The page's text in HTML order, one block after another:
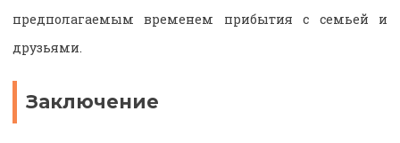
предполагаемым временем прибытия с семьей и
друзьями.
Заключение